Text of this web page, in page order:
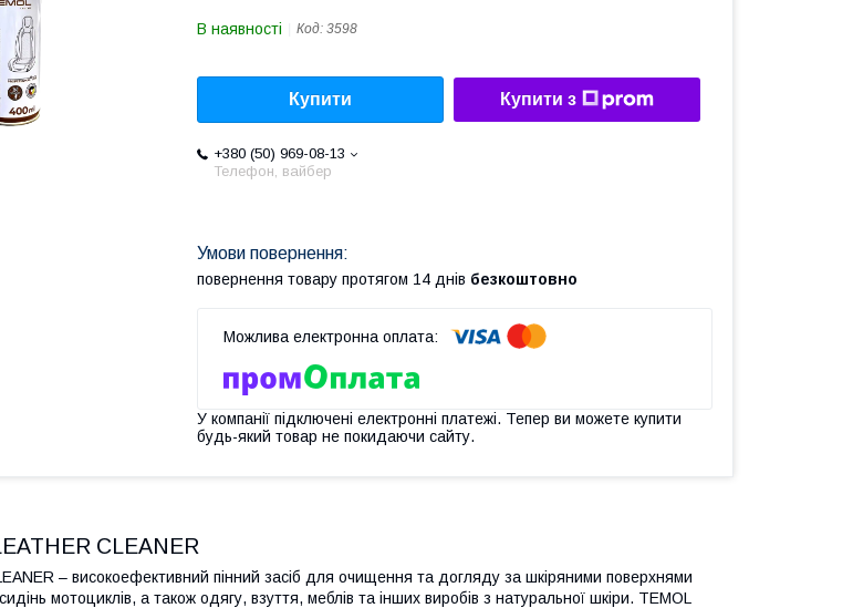
В наявності Код: 3598
Купити Купити з
+380 (50) 969-08-13
Телефон, вайбер
повернення товару протягом 14 днів безкоштовно
У компанії підключені електронні платежі. Тепер ви можете купити
будь-який товар не покидаючи сайту.
CLEANER
– високоефективний пінний засіб для очищення та догляду за шкіряними поверхнями
мотоциклів, а також одягу, взуття, меблів та інших виробів з натуральної шкіри. TEMOL